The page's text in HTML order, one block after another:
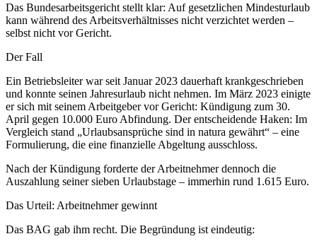
Das Bundesarbeitsgericht stellt klar: Auf gesetzlichen Mindesturlaub
kann während des Arbeitsverhältnisses nicht verzichtet werden –
selbst nicht vor Gericht.
Der Fall
Ein Betriebsleiter war seit Januar 2023 dauerhaft krankgeschrieben
und konnte seinen Jahresurlaub nicht nehmen. Im März 2023 einigte
er sich mit seinem Arbeitgeber vor Gericht: Kündigung zum 30.
April gegen 10.000 Euro Abfindung. Der entscheidende Haken: Im
Vergleich stand „Urlaubsansprüche sind in natura gewährt“ – eine
Formulierung, die eine finanzielle Abgeltung ausschloss.
Nach der Kündigung forderte der Arbeitnehmer dennoch die
Auszahlung seiner sieben Urlaubstage – immerhin rund 1.615 Euro.
Das Urteil: Arbeitnehmer gewinnt
Das BAG gab ihm recht. Die Begründung ist eindeutig: